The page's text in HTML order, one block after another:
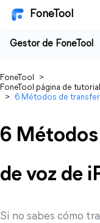
FoneTool
Gestor de FoneTool
FoneTool
>
FoneTool página de
> 6 Métodos de
6
de voz de
Si no sabes cómo